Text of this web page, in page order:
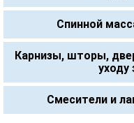
Спинной
Карнизы, шторы,
уходу
Смесители и